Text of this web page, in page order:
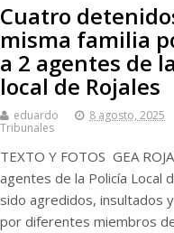
Cuatro
misma familia
a 2 agentes de
local de Rojales
eduardo 8 agosto, 2025
Tribunales
TEXTO Y FOTOS GEA
agentes de la Policía Local
sido agredidos, insultados
por diferentes miembros